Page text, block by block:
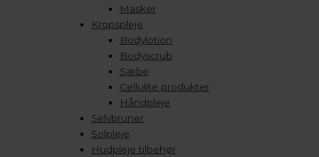
Masker
Kropspleje
Bodylotion
Bodyscrub
Sæbe
Cellulite produkter
Håndpleje
Selvbruner
Solpleje
Hudpleje tilbehør